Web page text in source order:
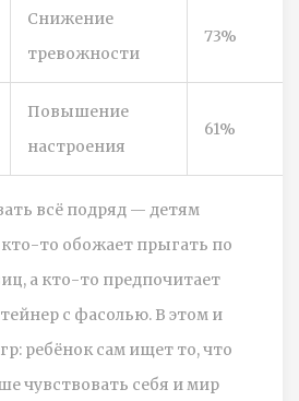
Снижение
тревожности
73%
Повышение
настроения
61%
всё подряд — детям
то обожает прыгать по
а кто-то предпочитает
с фасолью. В этом и
ребёнок сам ищет то, что
чувствовать себя и мир